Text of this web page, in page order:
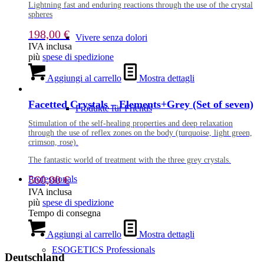
Vivere senza dolori
Produkte für Friends
Professionals
ESOGETICS Professionals
Lightning fast and enduring reactions through the use of the crystal
spheres
198,00 €
IVA inclusa
più spese di spedizione
Aggiungi al carrello Mostra dettagli
Facetted Crystals – Elements+Grey (Set of seven)
Stimulation of the self-healing properties and deep relaxation
through the use of reflex zones on the body (turquoise, light green,
crimson, rose).
The fantastic world of treatment with the three grey crystals.
560,00€
IVA inclusa
più spese di spedizione
Tempo di consegna
Aggiungi al carrello Mostra dettagli
Deutschland